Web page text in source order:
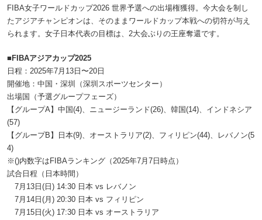
FIBA女子ワールドカップ2026 世界予選への出場権獲得。今大会を制し
たアジアチャンピオンは、そのままワールドカップ本戦への切符が与え
られます。女子日本代表の目標は、2大会ぶりの王座奪還です。
■FIBAアジアカップ2025
日程：2025年7月13日〜20日
開催地：中国・深圳（深圳スポーツセンター）
出場国（予選グループフェーズ）
【グループA】中国(4)、ニュージーランド(26)、韓国(14)、インドネシア
(57)
【グループB】日本(9)、オーストラリア(2)、フィリピン(44)、レバノン(5
4)
※()内数字はFIBAランキング（2025年7月7日時点）
試合日程（日本時間）
7月13日(日) 14:30 日本 vs レバノン
7月14日(月) 20:30 日本 vs フィリピン
7月15日(火) 17:30 日本 vs オーストラリア